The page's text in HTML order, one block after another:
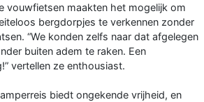
vouwfietsen maakten het mogelijk om
bergdorpjes te verkennen zonder
“We konden zelfs naar dat afgelegen
buiten adem te raken. Een
vertellen ze enthousiast.
biedt ongekende vrijheid, en